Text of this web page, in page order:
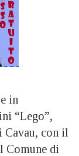
in
“Lego”,
Cavau, con il
Comune di